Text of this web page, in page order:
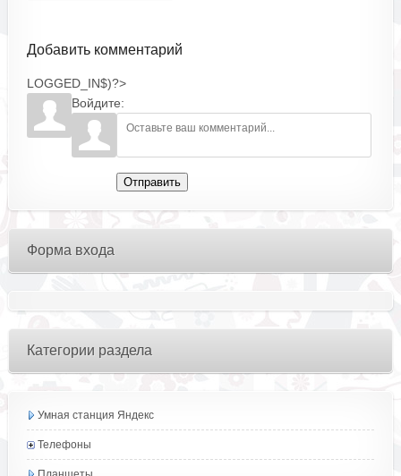
Добавить комментарий
LOGGED_IN$)?>
Войдите:
Отправить
Форма входа
Категории раздела
Умная станция Яндекс
Телефоны